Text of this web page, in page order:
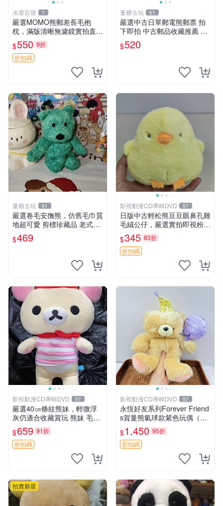
水星百貨 1
嚴選MOMO熊郵差長毛抱
枕，滿版清晰無濾鏡實拍直
銷。每周新品到貨，不容錯
過！ 郵差熊 長毛 抱枕
$550 9折
折扣碼
董爺古玩 61
嚴選中古日單郵電熊郵票 拍
下即拍 中古郵品收藏推薦 郵
票 郵電熊 日本
$520
董爺古玩 61
嚴選卷毛安撫熊，仿舊毛巾質
地超可愛 剪標珍藏品 老式毛
巾質地 安撫熊 款式
$469
影視動漫CD專輯DVD 57
日版中古輕松熊豆豆眼鼻孔雞
毛絨公仔，嚴選實拍即視粉絲
必買 公仔紙箱氣泡膜精心包
裝快速發貨 輕松熊 公仔 雞毛
絨
$345 83折
折扣碼
影視動漫CD專輯DVD 57
嚴選40㎝條紋熊妹，輕微浮
灰仍適合收藏賞玩 熊妹 毛絨
玩具 浮雕熊
$659 91折
折扣碼
影視動漫CD專輯DVD 57
永恆好友系列Forever Friend
s賀曼熊氣球款紫色玩偶（鼻
子稍有磨損） 中古玩具 氣球
熊 玩偶
$1,450 95折
折扣碼
拍賣新星